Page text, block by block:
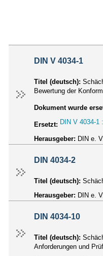
DIN V 4034-1
Titel (deutsch):
Bewertung der
Dokument wurde
Ersetzt: DIN V 4034-1
Herausgeber: DIN e. V.
DIN 4034-2
Titel (deutsch):
Herausgeber: DIN e. V.
DIN 4034-10
Titel (deutsch):
Anforderungen und